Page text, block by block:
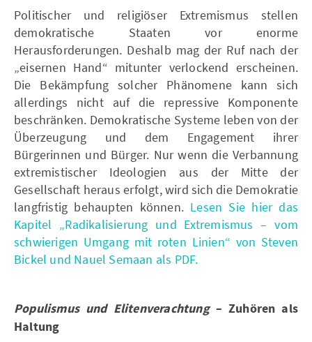
Politischer und religiöser Extremismus stellen
demokratische Staaten vor enorme
Herausforderungen. Deshalb mag der Ruf nach der
„eisernen Hand“ mitunter verlockend erscheinen.
Die Bekämpfung solcher Phänomene kann sich
allerdings nicht auf die repressive Komponente
beschränken. Demokratische Systeme leben von der
Überzeugung und dem Engagement ihrer
Bürgerinnen und Bürger. Nur wenn die Verbannung
extremistischer Ideologien aus der Mitte der
Gesellschaft heraus erfolgt, wird sich die Demokratie
langfristig behaupten können. Lesen Sie hier das
Kapitel „Radikalisierung und Extremismus – vom
schwierigen Umgang mit roten Linien“ von Steven
Bickel und Nauel Semaan als PDF.
Populismus und Elitenverachtung – Zuhören als
Haltung